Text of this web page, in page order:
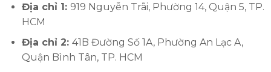
Địa chỉ 1: 919 Nguyễn Trãi, Phường 14, Quận 5, TP.
HCM
Địa chỉ 2: 41B Đường Số 1A, Phường An Lạc A,
Quận Bình Tân, TP. HCM